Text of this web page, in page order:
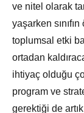
ve nitel olarak
yaşarken
toplumsal etki
ortadan
ihtiyaç olduğu
program ve
gerektiği de